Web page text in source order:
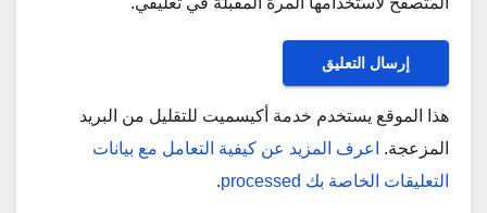
هذا الموقع يستخدم خدمة أكيسميت للتقليل من البريد
المزعجة.
اعرف المزيد عن كيفية التعامل مع بيانات
التعليقات الخاصة بك processed
.